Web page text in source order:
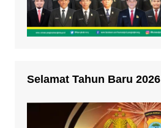
Selamat Tahun Baru 2026